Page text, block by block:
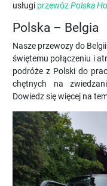
usługi przewózPolska
Polska – Belgia
Nasze przewozy do
świętemu połączeniu i
podróże z Polski do
chętnych na
Dowiedz się więcej na